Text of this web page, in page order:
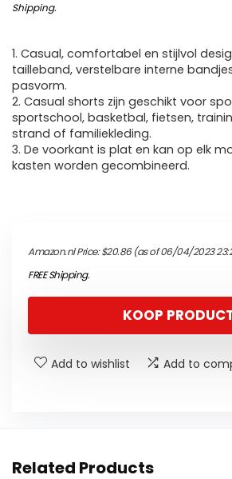
Shipping.
1. Casual, comfortabel en stijlvol
tailleband, verstelbare interne
pasvorm.
2. Casual shorts zijn geschikt voor
sportschool, basketbal, fietsen,
strand of familiekleding.
3. De voorkant is plat en kan op elk
kasten worden gecombineerd.
Amazon.nl Price:$20.86(as of 06/04/2023
FREE Shipping.
KOOP
Add to wishlist Add to
Related Products